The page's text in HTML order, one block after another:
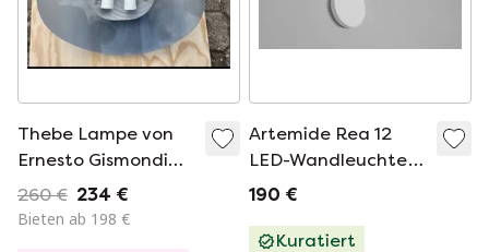
Thebe Lampe von
Ernesto Gismondi
ARTEMIDE
260 € 234 €
Bieten ab 198 €
Artemide Rea 12
LED-Wandleuchte
Weiß
190 €
Kuratiert